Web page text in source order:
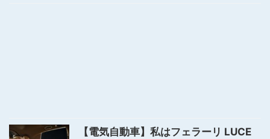
【電気自動車】私はフェラーリ LUCE